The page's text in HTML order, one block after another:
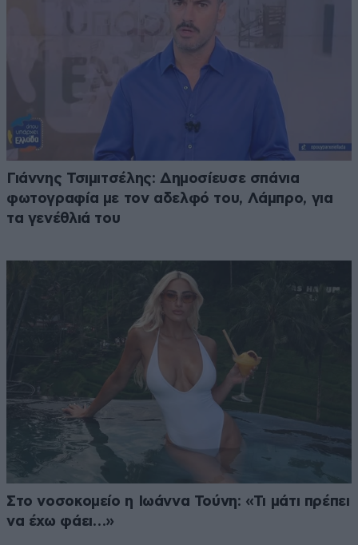
Γιάννης Τσιμιτσέλης: Δημοσίευσε σπάνια
φωτογραφία με τον αδελφό του, Λάμπρο, για
τα γενέθλιά του
Στο νοσοκομείο η Ιωάννα Τούνη: «Τι μάτι πρέπει
να έχω φάει…»